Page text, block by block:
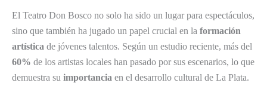
El Teatro Don Bosco no solo ha sido un lugar para espectáculos,
sino que también ha jugado un papel crucial en la formación
artística de jóvenes talentos. Según un estudio reciente, más del
60% de los artistas locales han pasado por sus escenarios, lo que
demuestra su importancia en el desarrollo cultural de La Plata.